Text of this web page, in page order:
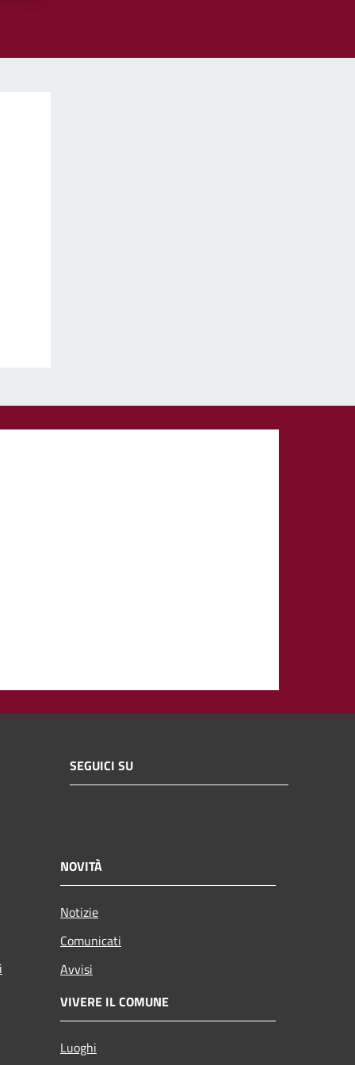
SEGUICI SU
NOVITÀ
Notizie
Comunicati
Avvisi
VIVERE IL COMUNE
Luoghi